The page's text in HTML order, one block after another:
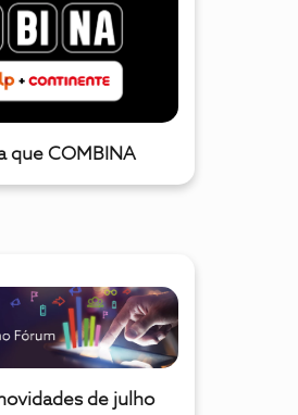
que COMBINA
de julho